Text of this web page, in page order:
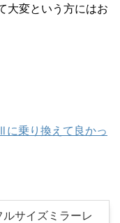
大変という方にはお
乗り換えて良かっ
ルサイズミラーレ